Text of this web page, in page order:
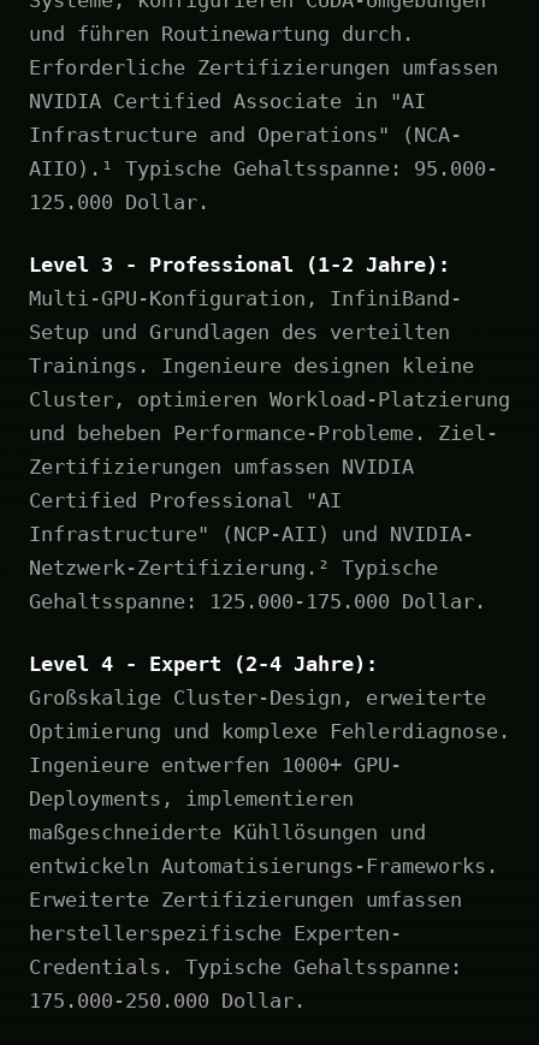
und führen Routinewartung durch.
Erforderliche Zertifizierungen umfassen
NVIDIA Certified Associate in "AI
Infrastructure and Operations" (NCA-
AIIO).¹ Typische Gehaltsspanne: 95.000-
125.000 Dollar.
Level 3 - Professional (1-2 Jahre):
Multi-GPU-Konfiguration, InfiniBand-
Setup und Grundlagen des verteilten
Trainings. Ingenieure designen kleine
Cluster, optimieren Workload-Platzierung
und beheben Performance-Probleme. Ziel-
Zertifizierungen umfassen NVIDIA
Certified Professional "AI
Infrastructure" (NCP-AII) und NVIDIA-
Netzwerk-Zertifizierung.² Typische
Gehaltsspanne: 125.000-175.000 Dollar.
Level 4 - Expert (2-4 Jahre):
Großskalige Cluster-Design, erweiterte
Optimierung und komplexe Fehlerdiagnose.
Ingenieure entwerfen 1000+ GPU-
Deployments, implementieren
maßgeschneiderte Kühllösungen und
entwickeln Automatisierungs-Frameworks.
Erweiterte Zertifizierungen umfassen
herstellerspezifische Experten-
Credentials. Typische Gehaltsspanne:
175.000-250.000 Dollar.